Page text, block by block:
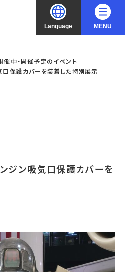
Language MENU
ベント予約申し込み
催中・開催予定のイベント
口保護カバーを装着した特別展示
ジン吸気口保護カバーを